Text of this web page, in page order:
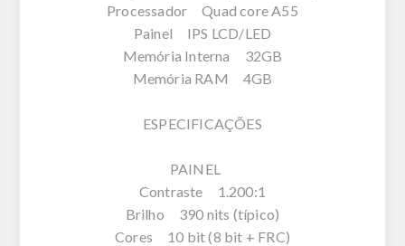
Processador Quad core A55
Painel IPS LCD/LED
Memória Interna 32GB
Memória RAM 4GB
ESPECIFICAÇÕES
PAINEL
Contraste 1.200:1
Brilho 390 nits (típico)
Cores 10 bit (8 bit + FRC)